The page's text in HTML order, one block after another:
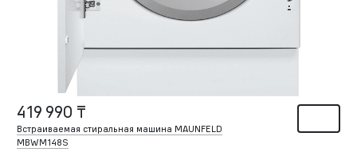
419 990 ₸
Встраиваемая стиральная машина MAUNFELD
MBWM148S